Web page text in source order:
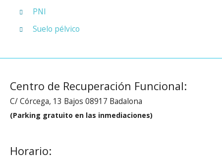
PNI
Suelo pélvico
Centro de Recuperación Funcional:
C/ Córcega, 13 Bajos 08917 Badalona
(Parking gratuito en las inmediaciones)
Horario: